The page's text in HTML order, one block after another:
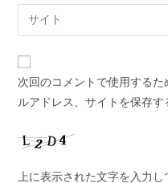
次回のコメントで使用する
ルアドレス、サイトを保存す
上に表示された文字を入力し